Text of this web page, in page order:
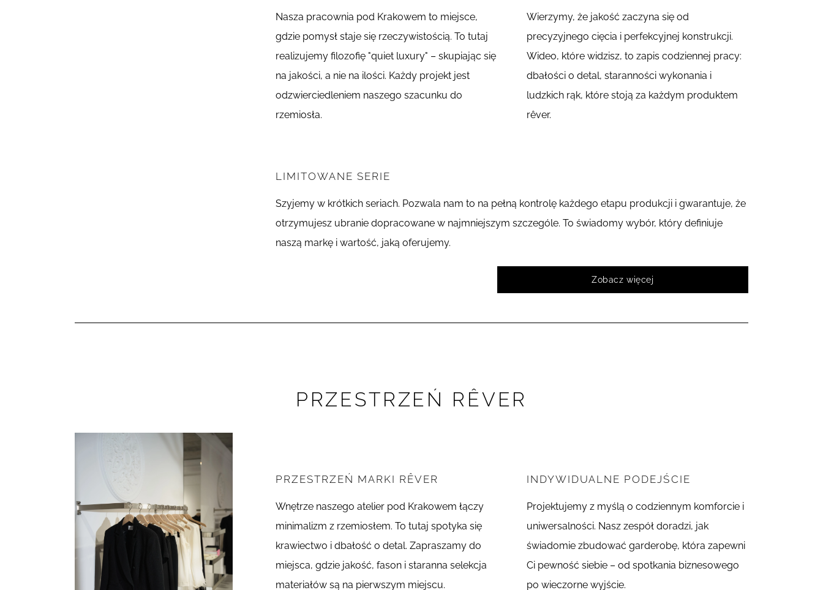
Nasza pracownia pod Krakowem to miejsce,
gdzie pomysł staje się rzeczywistością. To tutaj
realizujemy filozofię "quiet luxury" – skupiając się
na jakości, a nie na ilości. Każdy projekt jest
odzwierciedleniem naszego szacunku do
rzemiosła.
Wierzymy, że jakość zaczyna się od
precyzyjnego cięcia i perfekcyjnej konstrukcji.
Wideo, które widzisz, to zapis codziennej pracy:
dbałości o detal, staranności wykonania i
ludzkich rąk, które stoją za każdym produktem
rêver.
LIMITOWANE SERIE
Szyjemy w krótkich seriach. Pozwala nam to na pełną kontrolę każdego etapu produkcji i gwarantuje, że
otrzymujesz ubranie dopracowane w najmniejszym szczególe. To świadomy wybór, który definiuje
naszą markę i wartość, jaką oferujemy.
Zobacz więcej
PRZESTRZEŃ RÊVER
PRZESTRZEŃ MARKI RÊVER
Wnętrze naszego atelier pod Krakowem łączy
minimalizm z rzemiosłem. To tutaj spotyka się
krawiectwo i dbałość o detal. Zapraszamy do
miejsca, gdzie jakość, fason i staranna selekcja
materiałów są na pierwszym miejscu.
INDYWIDUALNE PODEJŚCIE
Projektujemy z myślą o codziennym komforcie i
uniwersalności. Nasz zespół doradzi, jak
świadomie zbudować garderobę, która zapewni
Ci pewność siebie – od spotkania biznesowego
po wieczorne wyjście.